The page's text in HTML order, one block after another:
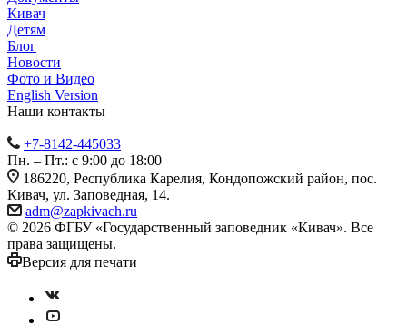
Кивач
Детям
Блог
Новости
Фото и Видео
English Version
Наши контакты
+7-8142-445033
Пн. – Пт.: с 9:00 до 18:00
186220, Республика Карелия, Кондопожский район, пос.
Кивач, ул. Заповедная, 14.
adm@zapkivach.ru
© 2026 ФГБУ «Государственный заповедник «Кивач». Все
права защищены.
Версия для печати